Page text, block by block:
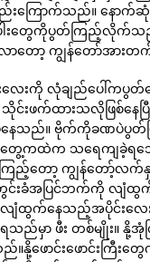
ကြောက်သည်။ နောက်ဆုံး
ပါးတွေကိုပွတ်ကြည့်လိုက်
ာတော့ ကျွန်တော်အား
လေးကို လုံချည်ပေါ်ကပွတ်
းဖက်ထားသလိုဖြစ်နေပြီ
ေသည်။ ဗိုက်ကိုခဏပဲပွတ်
တွေ့ကထဲက သရေကျခဲ့ရသေ
ြည့်တော့ ကျွန်တော့်လက်နှ
းခံအပြင်ဘက်ကို လျံထွ
လျံထွက်နေသည့်အပိုင်းလ
မှာ ဖီး တစ်မျိုး။ နို့အုံ
။နို့ဖောင်းဖောင်းကြီးတွ